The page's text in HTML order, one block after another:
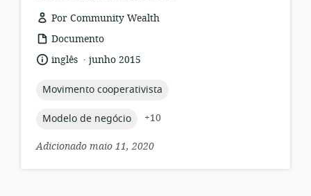
Por Community Wealth
formato
de
recurso:
Documento
idioma:
inglês .
data
publicação:
junho 2015
topic:
Movimento cooperativista
topic:
Modelo de negócio
+10
Adicionado maio 11, 2020